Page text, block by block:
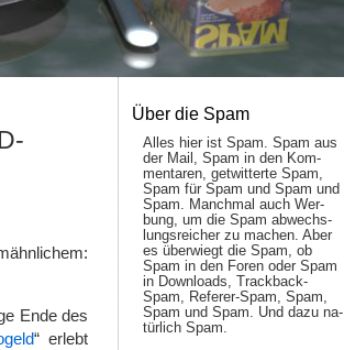
Ende des
“ erlebt
Über die Spam
Alles hier ist Spam. Spam aus
der Mail, Spam in den Kom­
men­taren, ge­twit­ter­te Spam,
Spam für Spam und Spam und
Spam. Manch­mal auch Wer­
bung, um die Spam ab­wechs­
lungs­reich­er zu mach­en. Aber
es über­wiegt die Spam, ob
Spam in den Fo­ren oder Spam
in Down­loads, Track­back-
Spam, Re­fe­rer-Spam, Spam,
Spam und Spam. Und da­zu na­
tür­lich Spam.